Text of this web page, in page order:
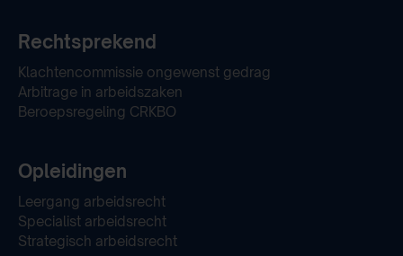
Rechtsprekend
Klachtencommissie ongewenst gedrag
Arbitrage in arbeidszaken
Beroepsregeling CRKBO
Opleidingen
Leergang arbeidsrecht
Specialist arbeidsrecht
Strategisch arbeidsrecht